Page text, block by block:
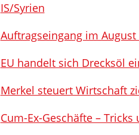
IS/Syrien
Auftragseingang im
EU handelt sich Drecksöl
Merkel steuert Wirtschaft
Cum-Ex-Geschäfte –